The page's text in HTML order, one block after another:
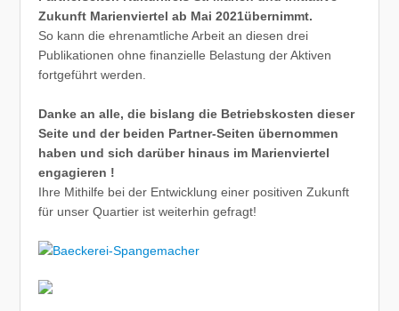
Zukunft Marienviertel ab Mai 2021übernimmt.
So kann die ehrenamtliche Arbeit an diesen drei
Publikationen ohne finanzielle Belastung der Aktiven
fortgeführt werden.
Danke an alle, die bislang die Betriebskosten dieser
Seite und der beiden Partner-Seiten übernommen
haben und sich darüber hinaus im Marienviertel
engagieren !
Ihre Mithilfe bei der Entwicklung einer positiven Zukunft
für unser Quartier ist weiterhin gefragt!